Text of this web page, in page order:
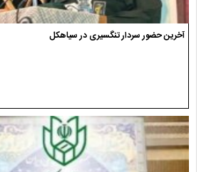
آخرین حضور سردار تنگسیری در سیاهکل